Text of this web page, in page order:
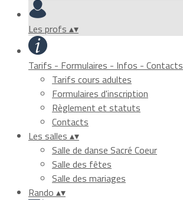
Les profs ▴▾
Tarifs - Formulaires - Infos - Contacts
Tarifs cours adultes
Formulaires d'inscription
Règlement et statuts
Contacts
Les salles ▴▾
Salle de danse Sacré Coeur
Salle des fêtes
Salle des mariages
Rando ▴▾